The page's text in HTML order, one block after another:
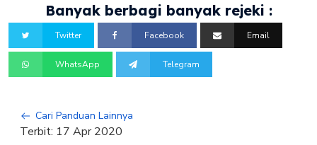
Banyak berbagi banyak rejeki :
Twitter Facebook Email
WhatsApp Telegram
Cari Panduan Lainnya
Terbit: 17 Apr 2020